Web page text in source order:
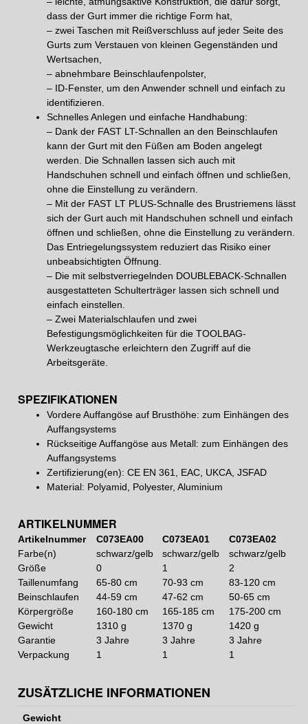
dass der Gurt immer die richtige Form hat,
– zwei Taschen mit Reißverschluss auf jeder Seite des
Gurts zum Verstauen von kleinen Gegenständen und
Wertsachen,
– abnehmbare Beinschlaufenpolster,
– ID-Fenster, um den Anwender schnell und einfach zu
identifizieren.
Schnelles Anlegen und einfache Handhabung:
– Dank der FAST LT-Schnallen an den Beinschlaufen
kann der Gurt mit den Füßen am Boden angelegt
werden. Die Schnallen lassen sich auch mit
Handschuhen schnell und einfach öffnen und schließen,
ohne die Einstellung zu verändern.
– Mit der FAST LT PLUS-Schnalle des Brustriemens lässt
sich der Gurt auch mit Handschuhen schnell und einfach
öffnen und schließen, ohne die Einstellung zu verändern.
Das Entriegelungssystem reduziert das Risiko einer
unbeabsichtigten Öffnung.
– Die mit selbstverriegelnden DOUBLEBACK-Schnallen
ausgestatteten Schulterträger lassen sich schnell und
einfach einstellen.
– Zwei Materialschlaufen und zwei
Befestigungsmöglichkeiten für die TOOLBAG-
Werkzeugtasche erleichtern den Zugriff auf die
Arbeitsgeräte.
SPEZIFIKATIONEN
Vordere Auffangöse auf Brusthöhe: zum Einhängen des
Auffangsystems
Rückseitige Auffangöse aus Metall: zum Einhängen des
Auffangsystems
Zertifizierung(en): CE EN 361, EAC, UKCA, JSFAD
Material: Polyamid, Polyester, Aluminium
ARTIKELNUMMER
Artikelnummer C073EA00 C073EA01
C073EA02
Farbe(n)
schwarz/gelb schwarz/gelb
schwarz/gelb
Größe
0 1
2
Taillenumfang
65-80 cm 70-93 cm
83-120 cm
Beinschlaufen
44-59 cm 47-62 cm
50-65 cm
Körpergröße
160-180 cm 165-185 cm
175-200 cm
Gewicht
1310 g 1370 g
1420 g
Garantie
3 Jahre 3 Jahre
3 Jahre
Verpackung
1 1 1
ZUSÄTZLICHE INFORMATIONEN
Gewicht